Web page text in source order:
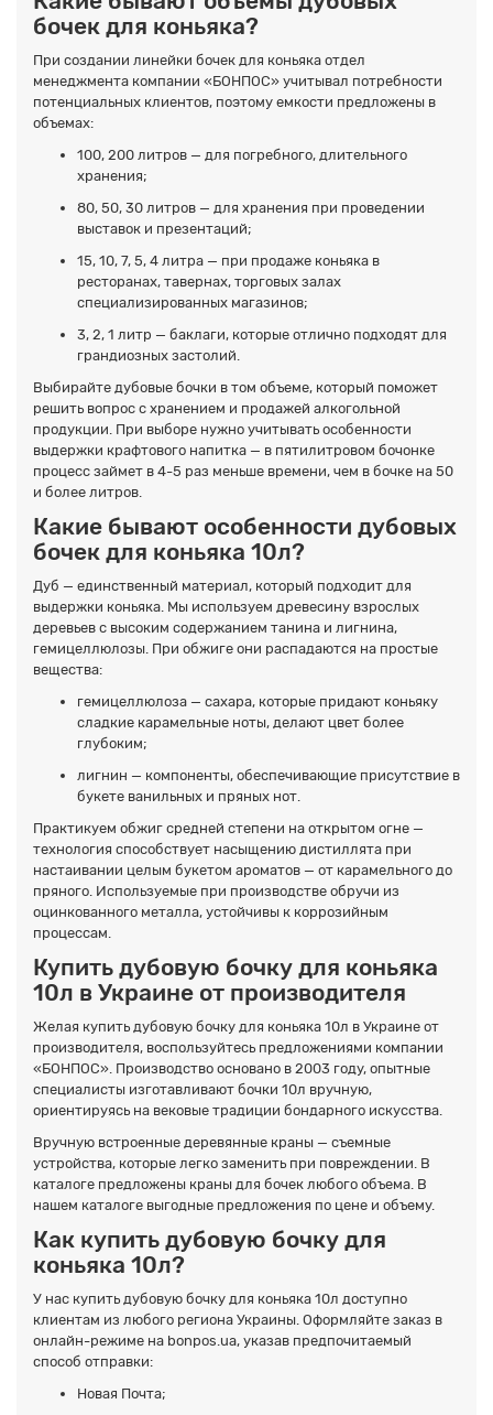
бочек для коньяка?
При создании линейки бочек для коньяка отдел
менеджмента компании «БОНПОС» учитывал потребности
потенциальных клиентов, поэтому емкости предложены в
объемах:
100, 200 литров — для погребного, длительного
хранения;
80, 50, 30 литров — для хранения при проведении
выставок и презентаций;
15, 10, 7, 5, 4 литра — при продаже коньяка в
ресторанах, тавернах, торговых залах
специализированных магазинов;
3, 2, 1 литр — баклаги, которые отлично подходят для
грандиозных застолий.
Выбирайте дубовые бочки в том объеме, который поможет
решить вопрос с хранением и продажей алкогольной
продукции. При выборе нужно учитывать особенности
выдержки крафтового напитка — в пятилитровом бочонке
процесс займет в 4-5 раз меньше времени, чем в бочке на 50
и более литров.
Какие бывают особенности дубовых
бочек для коньяка 10л?
Дуб — единственный материал, который подходит для
выдержки коньяка. Мы используем древесину взрослых
деревьев с высоким содержанием танина и лигнина,
гемицеллюлозы. При обжиге они распадаются на простые
вещества:
гемицеллюлоза — сахара, которые придают коньяку
сладкие карамельные ноты, делают цвет более
глубоким;
лигнин — компоненты, обеспечивающие присутствие в
букете ванильных и пряных нот.
Практикуем обжиг средней степени на открытом огне —
технология способствует насыщению дистиллята при
настаивании целым букетом ароматов — от карамельного до
пряного. Используемые при производстве обручи из
оцинкованного металла, устойчивы к коррозийным
процессам.
Купить дубовую бочку для коньяка
10л в Украине от производителя
Желая купить дубовую бочку для коньяка 10л в Украине от
производителя, воспользуйтесь предложениями компании
«БОНПОС». Производство основано в 2003 году, опытные
специалисты изготавливают бочки 10л вручную,
ориентируясь на вековые традиции бондарного искусства.
Вручную встроенные деревянные краны — съемные
устройства, которые легко заменить при повреждении. В
каталоге предложены краны для бочек любого объема. В
нашем каталоге выгодные предложения по цене и объему.
Как купить дубовую бочку для
коньяка 10л?
У нас купить дубовую бочку для коньяка 10л доступно
клиентам из любого региона Украины. Оформляйте заказ в
онлайн-режиме на bonpos.ua, указав предпочитаемый
способ отправки:
Новая Почта;